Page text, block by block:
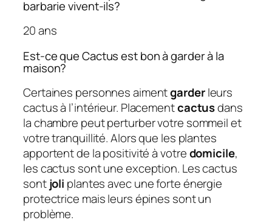
barbarie vivent-ils?
20 ans
Est-ce que Cactus est bon à garder à la
maison?
Certaines personnes aimentgarderleurs
cactus à l’intérieur. Placementcactusdans
la chambre peut perturber votre sommeil et
votre tranquillité. Alors que les plantes
apportent de la positivité à votredomicile,
les cactus sont une exception. Les cactus
sontjoli plantes avec une forte énergie
protectrice mais leurs épines sont un
problème.